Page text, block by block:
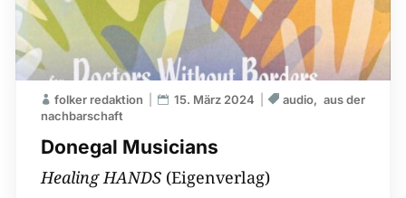
Donegal Musicians
folker redaktion 15. März 2024 audio
aus der
nachbarschaft
Healing HANDS (Eigenverlag)